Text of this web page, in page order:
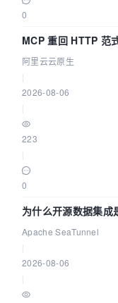
0
MCP 重回 HTTP 范
缺资源
阿里云云原生
2026-08-06
223
0
为什么开源数据集成
Apache SeaTunnel
2026-08-06